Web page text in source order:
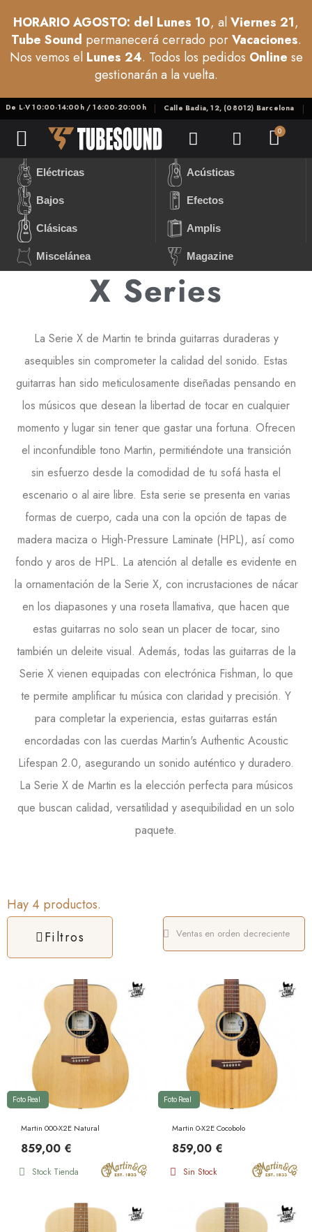
HORARIO AGOSTO: del Lunes 10, alViernes 21,
Tube Sound permanecerá cerrado porVacaciones.
Nos vemos el Lunes 24. Todos los pedidos Online se
gestionarán a la vuelta.
De L-V 10:00-14:00h / 16:00-20:00h Calle Badia, 12, (08012) Barcelona
Eléctricas Acústicas
Bajos Efectos
Clásicas Amplis
Miscelánea Magazine
X Series
La Serie X de Martin te brinda guitarras duraderas y
asequibles sin comprometer la calidad del sonido. Estas
guitarras han sido meticulosamente diseñadas pensando en
los músicos que desean la libertad de tocar en cualquier
momento y lugar sin tener que gastar una fortuna. Ofrecen
el inconfundible tono Martin, permitiéndote una transición
sin esfuerzo desde la comodidad de tu sofá hasta el
escenario o al aire libre. Esta serie se presenta en varias
formas de cuerpo, cada una con la opción de tapas de
madera maciza o High-Pressure Laminate (HPL), así como
fondo y aros de HPL. La atención al detalle es evidente en
la ornamentación de la Serie X, con incrustaciones de nácar
en los diapasones y una roseta llamativa, que hacen que
estas guitarras no solo sean un placer de tocar, sino
también un deleite visual. Además, todas las guitarras de la
Serie X vienen equipadas con electrónica Fishman, lo que
te permite amplificar tu música con claridad y precisión. Y
para completar la experiencia, estas guitarras están
encordadas con las cuerdas Martin's Authentic Acoustic
Lifespan 2.0, asegurando un sonido auténtico y duradero.
La Serie X de Martin es la elección perfecta para músicos
que buscan calidad, versatilidad y asequibilidad en un solo
paquete.
Hay 4 productos.
Filtros
Martin 000-X2E Natural
859,00 €
Foto Real
Stock Tienda
Martin 0-X2E Cocobolo
859,00 €
Foto Real
Sin Stock